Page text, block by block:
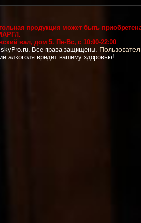
продукция может быть
вал, дом 5. Пн-Вс, с 10:00-22:00
Все права защищены.
алкоголя вредит вашему здоровью!